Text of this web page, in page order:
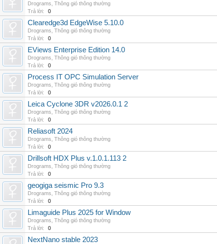
Drograms Thông gió thông thường
Trả lời:
0
Clearedge3d EdgeWise 5.10.0
Drograms Thông gió thông thường
Trả lời:
0
EViews Enterprise Edition 14.0
Drograms Thông gió thông thường
Trả lời:
0
Process IT OPC Simulation Server
Drograms Thông gió thông thường
Trả lời:
0
Leica Cyclone 3DR v2026.0.1 2
Drograms Thông gió thông thường
Trả lời:
0
Reliasoft 2024
Drograms Thông gió thông thường
Trả lời:
0
Drillsoft HDX Plus v.1.0.1.113 2
Drograms Thông gió thông thường
Trả lời:
0
geogiga seismic Pro 9.3
Drograms Thông gió thông thường
Trả lời:
0
Limaguide Plus 2025 for Window
Drograms Thông gió thông thường
Trả lời:
0
NextNano stable 2023